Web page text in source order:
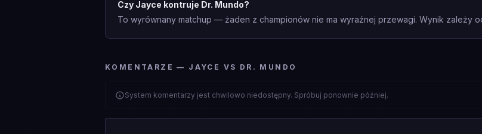
Czy Jayce kontruje Dr. Mundo?
To wyrównany matchup — żaden z championów nie ma wyraźnej przewagi. Wynik zależy
KOMENTARZE — JAYCE VS DR. MUNDO
System komentarzy jest chwilowo niedostępny. Spróbuj ponownie później.